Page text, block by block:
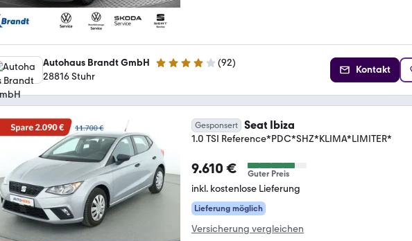
Autohaus Brandt GmbH 3.8 Sterne (92)
28816 Stuhr
Kontakt
Gesponsert Seat Ibiza
1.0 TSI Reference*PDC*SHZ*KLIMA*LIMITER*
9.610 € Guter Preis
inkl. kostenlose Lieferung
Lieferung möglich
Versicherung vergleichen